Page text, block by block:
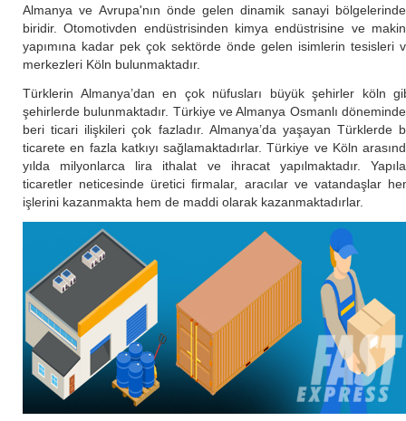
Almanya ve Avrupa'nın önde gelen dinamik sanayi
biridir. Otomotivden endüstrisinden kimya endüstrisine ve
yapımına kadar pek çok sektörde önde gelen isimlerin tesisleri
merkezleri Köln bulunmaktadır.
Türklerin Almanya’dan en çok nüfusları büyük şehirler köln
şehirlerde bulunmaktadır. Türkiye ve Almanya Osmanlı
beri ticari ilişkileri çok fazladır. Almanya’da yaşayan Türklerde
ticarete en fazla katkıyı sağlamaktadırlar. Türkiye ve Köln
yılda milyonlarca lira ithalat ve ihracat yapılmaktadır.
ticaretler neticesinde üretici firmalar, aracılar ve vatandaşlar
işlerini kazanmakta hem de maddi olarak kazanmaktadırlar.